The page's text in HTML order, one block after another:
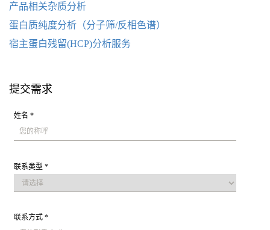
产品相关杂质分析
蛋白质纯度分析（分子筛/反相色谱）
宿主蛋白残留(HCP)分析服务
提交需求
姓名 *
联系类型 *
联系方式 *